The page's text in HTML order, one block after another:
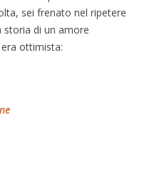
sei frenato nel ripetere
storia di un amore
ottimista: